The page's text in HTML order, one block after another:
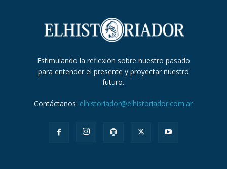
Estimulando la reflexión sobre nuestro pasado
para entender el presente y proyectar nuestro
futuro.
Contáctanos: elhistoriador@elhistoriador.com.ar